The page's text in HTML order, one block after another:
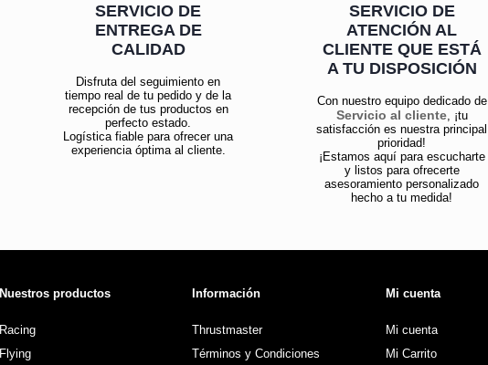
SERVICIO DE
ENTREGA DE
CALIDAD
Disfruta del seguimiento en
tiempo real de tu pedido y de la
recepción de tus productos en
perfecto estado.
Logística fiable para ofrecer una
experiencia óptima al cliente.
SERVICIO DE
ATENCIÓN AL
CLIENTE QUE ESTÁ
A TU DISPOSICIÓN
Con nuestro equipo dedicado de
Servicio al cliente, ¡tu
satisfacción es nuestra principal
prioridad!
¡Estamos aquí para escucharte
y listos para ofrecerte
asesoramiento personalizado
hecho a tu medida!
Nuestros productos
Racing
Flying
Información
Thrustmaster
Términos y Condiciones
Mi cuenta
Mi cuenta
Mi Carrito